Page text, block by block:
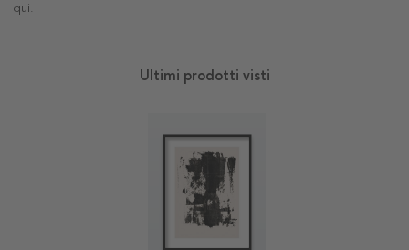
qui.
Ultimi prodotti visti